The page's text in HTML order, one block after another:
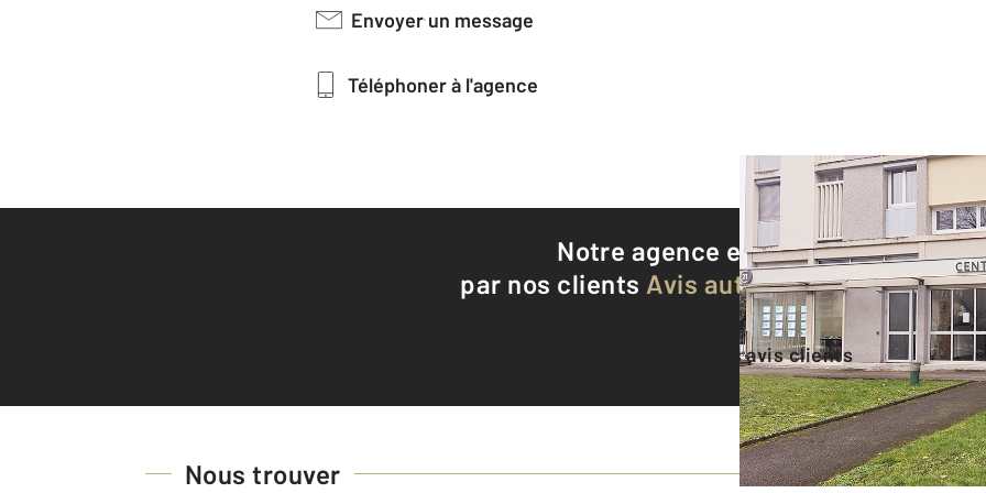
Envoyer un message
Téléphoner à l'agence
Notre agence est notée8,9/10
par nos clients Avis authentifiés par
Voir tous les avis clients
Nous trouver